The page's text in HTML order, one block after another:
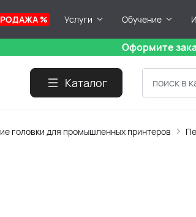
% Услуги Обучение
Оформите
Каталог
головки для промышленных принтеров